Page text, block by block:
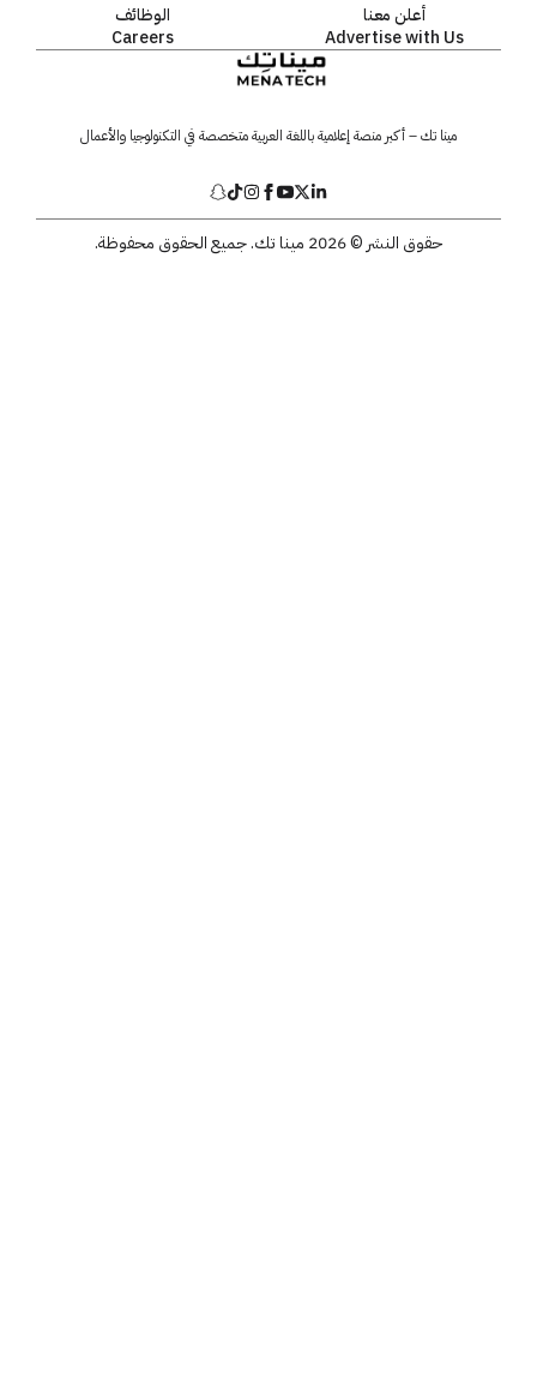
أعلن معنا
Advertise with Us
الوظائف
Careers
مينا تك – أكبر منصة إعلامية باللغة العربية متخصصة في التكنولوجيا والأعمال
حقوق النشر © 2026 مينا تك. جميع الحقوق محفوظة.